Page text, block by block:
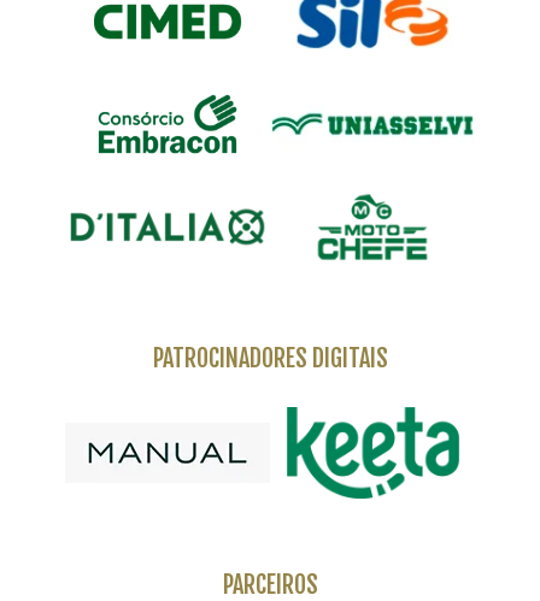
PATROCINADORES DIGITAIS
PARCEIROS